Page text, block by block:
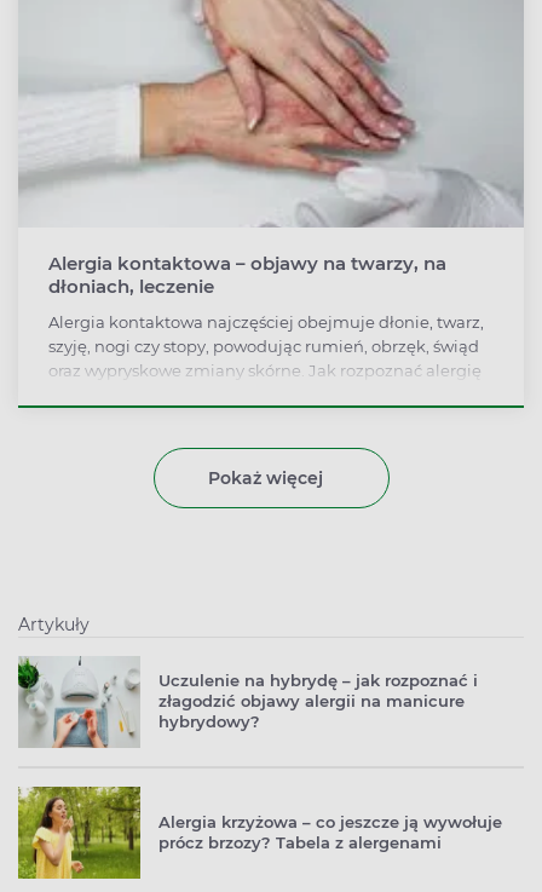
Alergia kontaktowa – objawy na twarzy, na
dłoniach, leczenie
Alergia kontaktowa najczęściej obejmuje dłonie, twarz,
szyję, nogi czy stopy, powodując rumień, obrzęk, świąd
oraz wypryskowe zmiany skórne. Jak rozpoznać alergię
Pokaż więcej
Artykuły
Uczulenie na hybrydę – jak rozpoznać i
złagodzić objawy alergii na manicure
hybrydowy?
Alergia krzyżowa – co jeszcze ją wywołuje
prócz brzozy? Tabela z alergenami